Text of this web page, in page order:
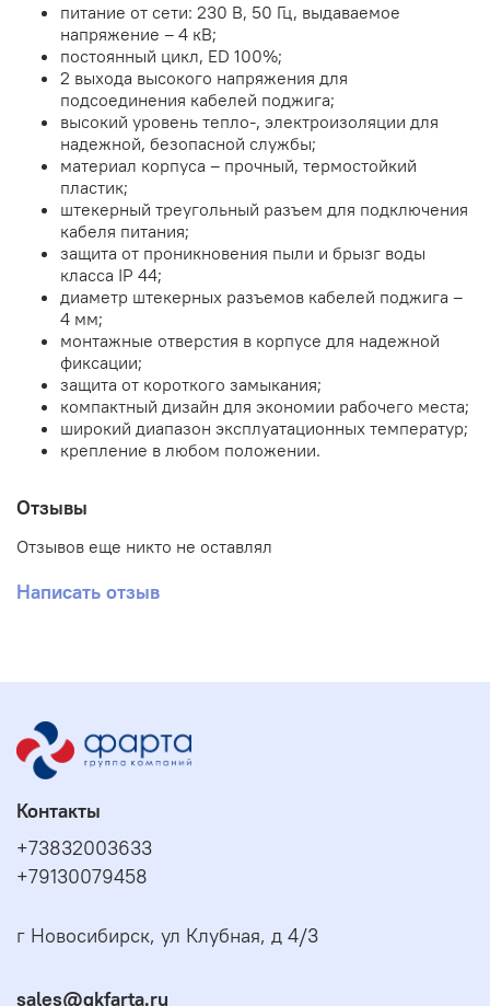
питание от сети: 230 В, 50 Гц, выдаваемое
напряжение – 4 кВ;
постоянный цикл, ED 100%;
2 выхода высокого напряжения для
подсоединения кабелей поджига;
высокий уровень тепло-, электроизоляции для
надежной, безопасной службы;
материал корпуса – прочный, термостойкий
пластик;
штекерный треугольный разъем для подключения
кабеля питания;
защита от проникновения пыли и брызг воды
класса IP 44;
диаметр штекерных разъемов кабелей поджига –
4 мм;
монтажные отверстия в корпусе для надежной
фиксации;
защита от короткого замыкания;
компактный дизайн для экономии рабочего места;
широкий диапазон эксплуатационных температур;
крепление в любом положении.
Отзывы
Отзывов еще никто не оставлял
Написать отзыв
Контакты
+73832003633
+79130079458
г Новосибирск, ул Клубная, д 4/3
sales@gkfarta.ru